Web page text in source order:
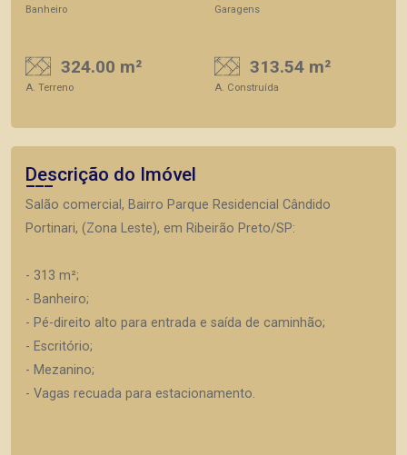
Banheiro Garagens
324.00 m²
A. Terreno
313.54 m²
A. Construída
Descrição do Imóvel
Salão comercial, Bairro Parque Residencial Cândido
Portinari, (Zona Leste), em Ribeirão Preto/SP:
- 313 m²;
- Banheiro;
- Pé-direito alto para entrada e saída de caminhão;
- Escritório;
- Mezanino;
- Vagas recuada para estacionamento.